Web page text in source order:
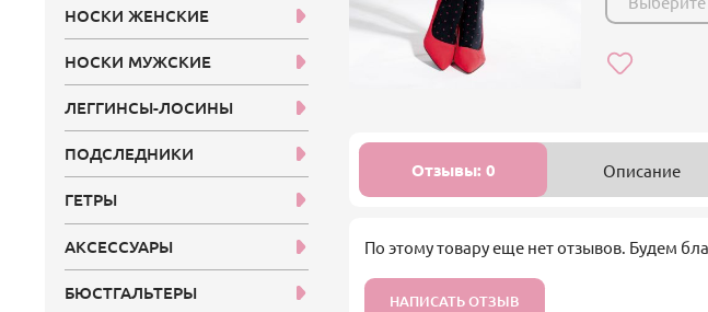
Отзывы: 0 Описание
По этому товару еще нет отзывов. Будем
НАПИСАТЬ ОТЗЫВ
НОСКИ ЖЕНСКИЕ
НОСКИ МУЖСКИЕ
ЛЕГГИНСЫ-ЛОСИНЫ
ПОДСЛЕДНИКИ
ГЕТРЫ
АКСЕССУАРЫ
БЮСТГАЛЬТЕРЫ